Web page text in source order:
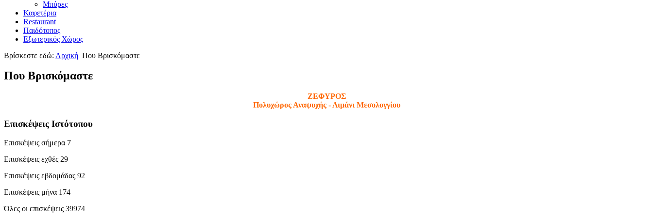
Μπύρες
Καφετέρια
Restaurant
Παιδότοπος
Εξωτερικός Χώρος
Βρίσκεστε εδώ: Αρχική Που Βρισκόμαστε
Που Βρισκόμαστε
ΖΕΦΥΡΟΣ
Πολυχώρος Αναψυχής - Λιμάνι Μεσολογγίου
Επισκέψεις Ιστότοπου
Επισκέψεις σήμερα 7
Επισκέψεις εχθές 29
Επισκέψεις εβδομάδας 92
Επισκέψεις μήνα 174
Όλες οι επισκέψεις 39974